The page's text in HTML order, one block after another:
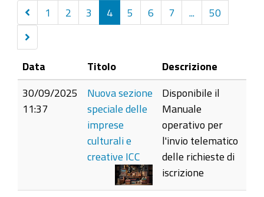
Precedenti
10
1 2 3 4 5 6 7 50
Successivi
10
elementi
Data Titolo Descrizione
30/09/2025
11:37
Nuova sezione
speciale delle
imprese
culturali e
creative ICC
Disponibile il
Manuale
operativo per
l'invio telematico
delle richieste di
iscrizione